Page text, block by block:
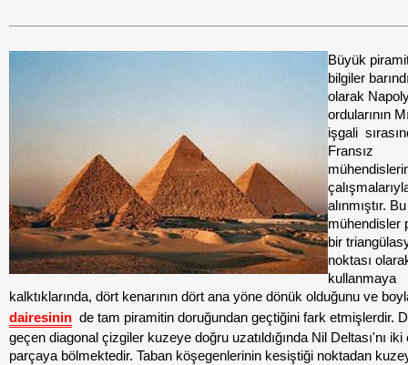
Büyük
bilgiler
olarak
ordularının
işgali
Fransız
alınmıştır. Bu
mühendisler
bir
noktası
kullanmaya
kalktıklarında, dört kenarının dört ana yöne dönük olduğunu ve
dairesinin de tam piramitin doruğundan geçtiğini fark etmişlerdir.
geçen diagonal çizgiler kuzeye doğru uzatıldığında Nil Deltası'nı iki
parçaya bölmektedir. Taban köşegenlerinin kesiştiği noktadan